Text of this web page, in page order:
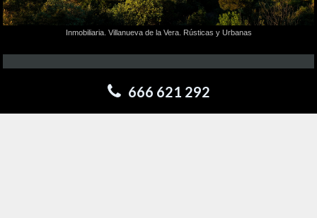
Inmobiliaria. Villanueva de la Vera. Rústicas y Urbanas
666 621 292